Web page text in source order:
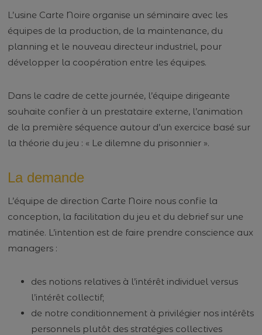
L’usine Carte Noire organise un séminaire avec les
équipes de la production, de la maintenance, du
planning et le nouveau directeur industriel, pour
développer la coopération entre les équipes.
Dans le cadre de cette journée, l’équipe dirigeante
souhaite confier à un prestataire externe, l’animation
de la première séquence autour d’un exercice basé sur
la théorie du jeu : « Le dilemne du prisonnier ».
La demande
L’équipe de direction Carte Noire nous confie la
conception, la facilitation du jeu et du debrief sur une
matinée. L’intention est de faire prendre conscience aux
managers :
des notions relatives à l’intérêt individuel versus
l’intérêt collectif;
de notre conditionnement à privilégier nos intérêts
personnels plutôt des stratégies collectives